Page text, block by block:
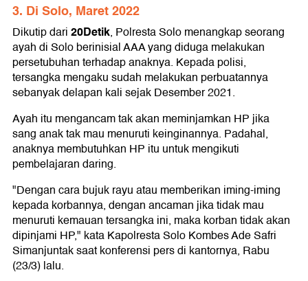
3. Di Solo, Maret 2022
Dikutip dari20Detik, Polresta Solo menangkap seorang
ayah di Solo berinisial AAA yang diduga melakukan
persetubuhan terhadap anaknya. Kepada polisi,
tersangka mengaku sudah melakukan perbuatannya
sebanyak delapan kali sejak Desember 2021.
Ayah itu mengancam tak akan meminjamkan HP jika
sang anak tak mau menuruti keinginannya. Padahal,
anaknya membutuhkan HP itu untuk mengikuti
pembelajaran daring.
"Dengan cara bujuk rayu atau memberikan iming-iming
kepada korbannya, dengan ancaman jika tidak mau
menuruti kemauan tersangka ini, maka korban tidak akan
dipinjami HP," kata Kapolresta Solo Kombes Ade Safri
Simanjuntak saat konferensi pers di kantornya, Rabu
(23/3) lalu.